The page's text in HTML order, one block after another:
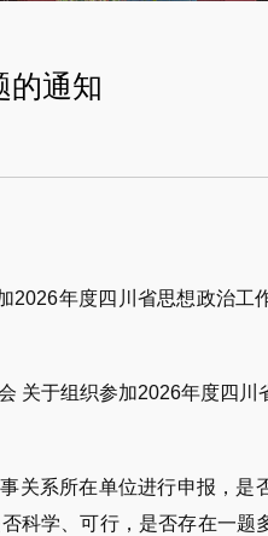
的通知
年度四川省思想政治工
关于组织参加2026年度四川
关系所在单位进行申报，是
科学、可行，是否存在一题